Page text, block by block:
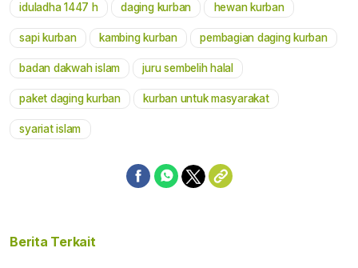
Mute
iduladha 1447 h daging kurban hewan kurban
sapi kurban kambing kurban pembagian daging kurban
badan dakwah islam juru sembelih halal
paket daging kurban kurban untuk masyarakat
syariat islam
Berita Terkait